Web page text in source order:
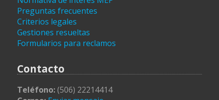
Preguntas frecuentes
Criterios legales
Gestiones resueltas
Formularios para reclamos
Contacto
Teléfono:(506) 22214414